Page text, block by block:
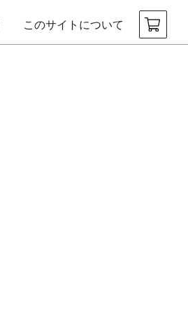
このサイトについて